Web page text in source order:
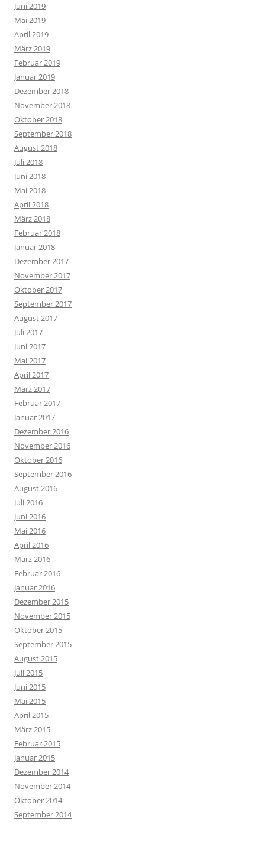
Juni 2019
Mai 2019
April 2019
März 2019
Februar 2019
Januar 2019
Dezember 2018
November 2018
Oktober 2018
September 2018
August 2018
Juli 2018
Juni 2018
Mai 2018
April 2018
März 2018
Februar 2018
Januar 2018
Dezember 2017
November 2017
Oktober 2017
September 2017
August 2017
Juli 2017
Juni 2017
Mai 2017
April 2017
März 2017
Februar 2017
Januar 2017
Dezember 2016
November 2016
Oktober 2016
September 2016
August 2016
Juli 2016
Juni 2016
Mai 2016
April 2016
März 2016
Februar 2016
Januar 2016
Dezember 2015
November 2015
Oktober 2015
September 2015
August 2015
Juli 2015
Juni 2015
Mai 2015
April 2015
März 2015
Februar 2015
Januar 2015
Dezember 2014
November 2014
Oktober 2014
September 2014